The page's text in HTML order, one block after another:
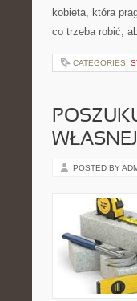
kobieta, która
co trzeba robić,
CATEGORIES:
POSTED BY